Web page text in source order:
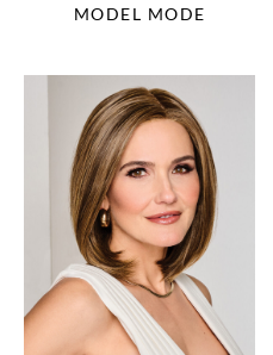
MODEL MODE